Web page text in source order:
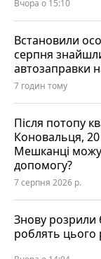
Вчора о 15:10
Встановили
серпня
автозаправки
7 годин тому
Після потопу
Коновальця, 20
Мешканці
допомогу?
7 серпня 2026 р.
Знову розрили
роблять цього